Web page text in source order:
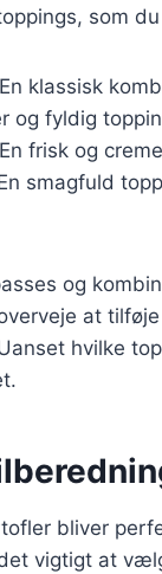
som
klassisk
og fyldig
frisk og
smagfuld
og
at
hvilke
bliver
vigtigt at